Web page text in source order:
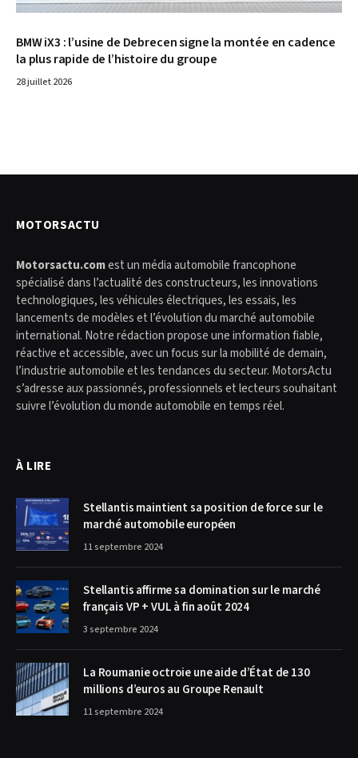
BMW iX3 : l’usine de Debrecen signe la montée en cadence
la plus rapide de l’histoire du groupe
28 juillet 2026
MOTORSACTU
Motorsactu.comest un média automobile francophone
spécialisé dans l’actualité des constructeurs, les innovations
technologiques, les véhicules électriques, les essais, les
lancements de modèles et l’évolution du marché automobile
international. Notre rédaction propose une information fiable,
réactive et accessible, avec un focus sur la mobilité de demain,
l’industrie automobile et les tendances du secteur. MotorsActu
s’adresse aux passionnés, professionnels et lecteurs souhaitant
suivre l’évolution du monde automobile en temps réel.
À LIRE
Stellantis maintient sa position de force sur le
marché automobile européen
11 septembre 2024
Stellantis affirme sa domination sur le marché
français VP + VUL à fin août 2024
3 septembre 2024
La Roumanie octroie une aide d’État de 130
millions d’euros au Groupe Renault
11 septembre 2024